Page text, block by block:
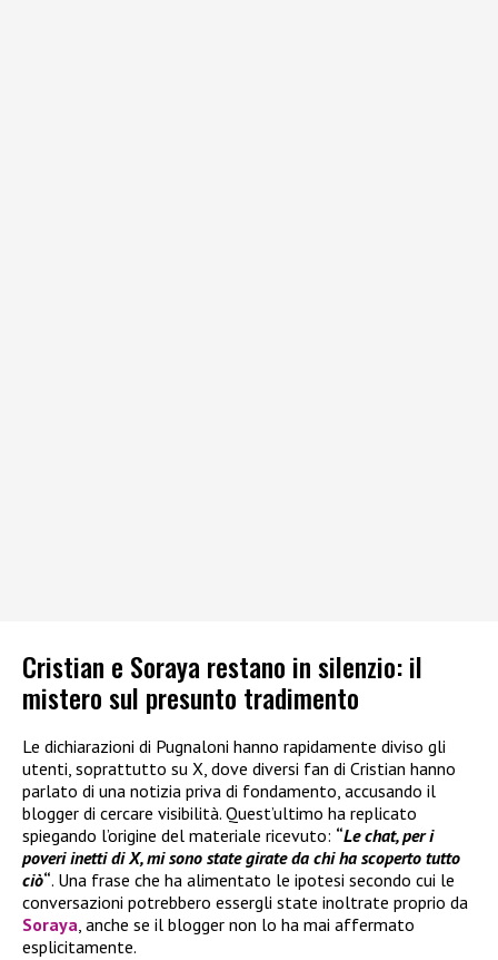
Cristian e Soraya restano in silenzio: il
mistero sul presunto tradimento
Le dichiarazioni di Pugnaloni hanno rapidamente diviso gli
utenti, soprattutto su X, dove diversi fan di Cristian hanno
parlato di una notizia priva di fondamento, accusando il
blogger di cercare visibilità. Quest’ultimo ha replicato
spiegando l’origine del materiale ricevuto: “Le chat, per i
poveri inetti di X, mi sono state girate da chi ha scoperto tutto
ciò“. Una frase che ha alimentato le ipotesi secondo cui le
conversazioni potrebbero essergli state inoltrate proprio da
Soraya, anche se il blogger non lo ha mai affermato
esplicitamente.